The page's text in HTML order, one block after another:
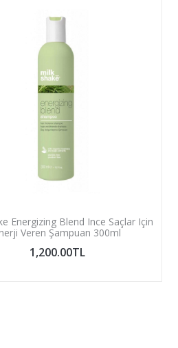
Energizing Blend Ince Saçlar Için
Veren Şampuan 300ml
1,200.00TL